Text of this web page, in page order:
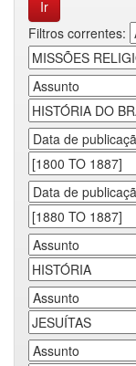
Filtros correntes: